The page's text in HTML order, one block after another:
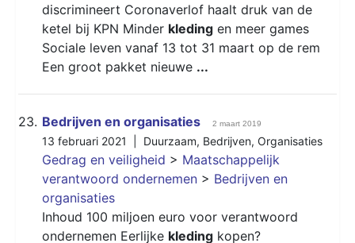
discrimineert Coronaverlof haalt druk van de
ketel bij KPN Minder kleding en meer games
Sociale leven vanaf 13 tot 31 maart op de rem
Een groot pakket nieuwe ...
23. Bedrijven en organisaties 2 maart 2019
13 februari 2021 | Duurzaam, Bedrijven, Organisaties
Gedrag en veiligheid > Maatschappelijk
verantwoord ondernemen > Bedrijven en
organisaties
Inhoud 100 miljoen euro voor verantwoord
ondernemen Eerlijke kleding kopen?